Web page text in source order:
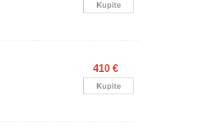
Kupite
410 €
Kupite